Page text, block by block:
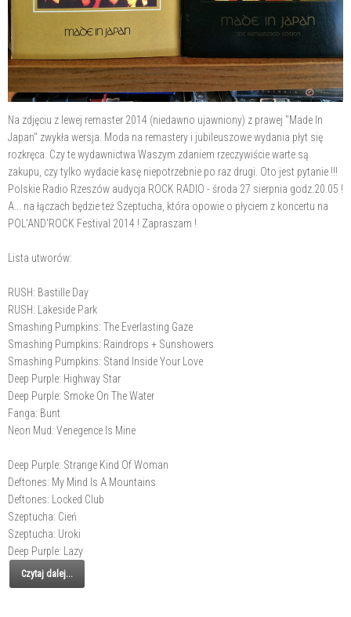
Na zdjęciu z lewej remaster 2014 (niedawno ujawniony) z prawej "Made In
Japan" zwykła wersja. Moda na remastery i jubileuszowe wydania płyt się
rozkręca. Czy tewydawnictwa Waszym zdaniem rzeczywiście warte są
zakupu, czy tylko wydacie kasę niepotrzebnie po raz drugi. Oto jest pytanie !!!
Polskie Radio Rzeszów audycja ROCK RADIO - środa 27 sierpnia godz.20.05 !
A... na łączach będzie też Szeptucha, która opowie o płyciem z koncertu na
POL'AND'ROCK Festival 2014 ! Zapraszam !
Lista utworów:
RUSH: Bastille Day
RUSH: Lakeside Park
Smashing Pumpkins: The Everlasting Gaze
Smashing Pumpkins: Raindrops + Sunshowers
Smashing Pumpkins: Stand Inside Your Love
Deep Purple: Highway Star
Deep Purple: Smoke On The Water
Fanga: Bunt
Neon Mud: Venegence Is Mine
Deep Purple: Strange Kind Of Woman
Deftones: My Mind Is A Mountains
Deftones: Locked Club
Szeptucha: Cień
Szeptucha: Uroki
Deep Purple: Lazy
Czytaj dalej...